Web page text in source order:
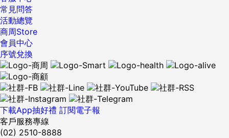
常見問答
活動總覽
商周Store
會員中心
序號兌換
下載App抽好禮 訂閱電子報
客戶服務專線
(02) 2510-8888